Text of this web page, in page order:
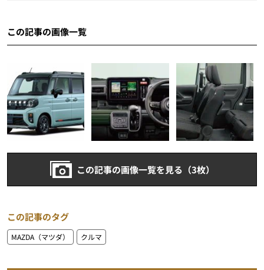
この記事の画像一覧
この記事の画像一覧を見る（3枚）
この記事のタグ
MAZDA（マツダ） クルマ